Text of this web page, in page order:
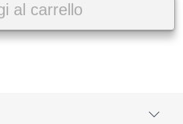
al carrello